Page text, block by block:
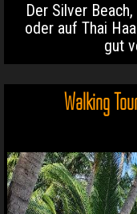
Der Silver
oder auf Thai
gut
Walking